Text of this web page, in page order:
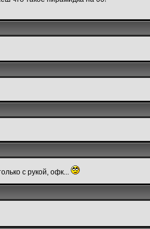
с рукой, офк...